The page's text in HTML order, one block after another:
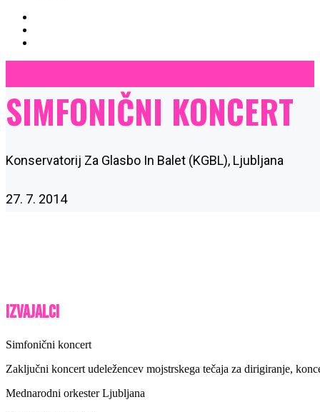
SIMFONIČNI KONCERT
Konservatorij Za Glasbo In Balet (KGBL), Ljubljana
27. 7. 2014
Izvajalci
Simfonični koncert
Zaključni koncert udeležencev mojstrskega tečaja za dirigiranje,
Mednarodni orkester Ljubljana